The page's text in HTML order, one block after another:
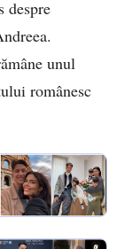
despre
unul
românesc